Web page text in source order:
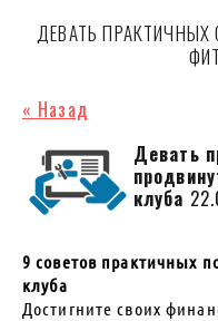
ДЕВАТЬ
« Назад
Девать
клуба
9 советов практичных
клуба
Достигните своих